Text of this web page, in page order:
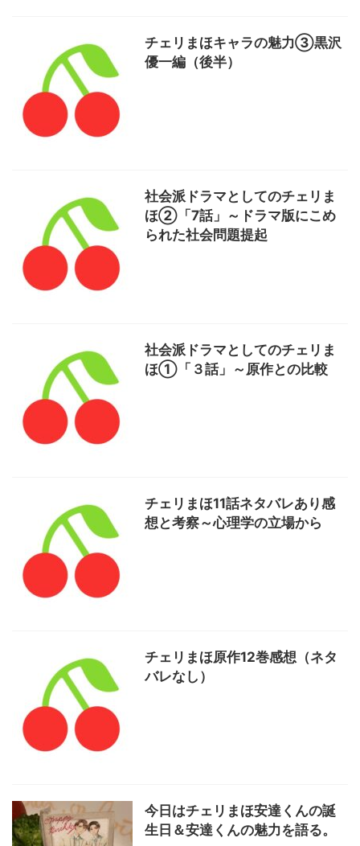
チェリまほキャラの魅力③黒沢
優一編（後半）
社会派ドラマとしてのチェリま
ほ②「7話」～ドラマ版にこめ
られた社会問題提起
社会派ドラマとしてのチェリま
ほ①「３話」～原作との比較
チェリまほ11話ネタバレあり感
想と考察～心理学の立場から
チェリまほ原作12巻感想（ネタ
バレなし）
今日はチェリまほ安達くんの誕
生日＆安達くんの魅力を語る。